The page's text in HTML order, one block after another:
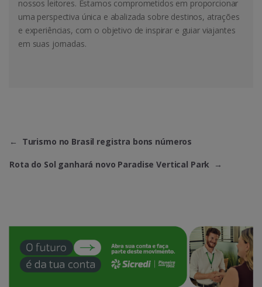
nossos leitores. Estamos comprometidos em proporcionar
uma perspectiva única e abalizada sobre destinos, atrações
e experiências, com o objetivo de inspirar e guiar viajantes
em suas jornadas.
← Turismo no Brasil registra bons números
Rota do Sol ganhará novo Paradise Vertical Park →